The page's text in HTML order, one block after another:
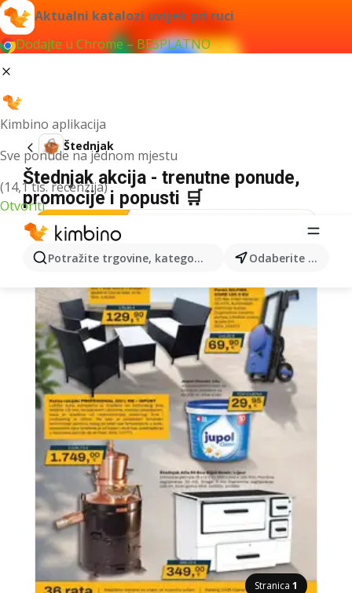
Aktualni katalozi uvijek pri ruci
Dodajte u Chrome – BESPLATNO
Kimbino aplikacija
Sve ponude na jednom mjestu
(14,1 tis. recenzija)
Otvoriti
Potražite trgovine, kategorije, proizvode... Odaberite grad
Štednjak
Štednjak akcija - trenutne ponude,
promocije i popusti 🛒
Stranica 1